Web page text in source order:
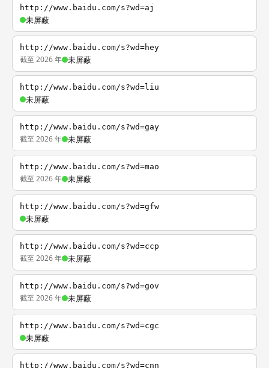
http://www.baidu.com/s?wd=aj
未屏蔽
http://www.baidu.com/s?wd=hey
截至 2026 年 未屏蔽
http://www.baidu.com/s?wd=liu
未屏蔽
http://www.baidu.com/s?wd=gay
截至 2026 年 未屏蔽
http://www.baidu.com/s?wd=mao
截至 2026 年 未屏蔽
http://www.baidu.com/s?wd=gfw
未屏蔽
http://www.baidu.com/s?wd=ccp
截至 2026 年 未屏蔽
http://www.baidu.com/s?wd=gov
截至 2026 年 未屏蔽
http://www.baidu.com/s?wd=cgc
未屏蔽
http://www.baidu.com/s?wd=cnn